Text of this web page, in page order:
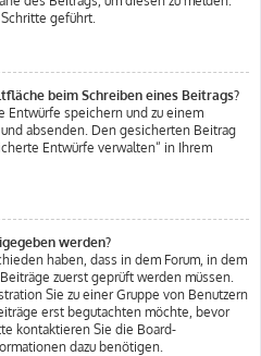
geführt.
beim Schreiben eines Beitrags?
speichern und zu einem
absenden. Den gesicherten Beitrag
Entwürfe verwalten“ in Ihrem
werden?
haben, dass in dem Forum, in dem
zuerst geprüft werden müssen.
Sie zu einer Gruppe von Benutzern
erst begutachten möchte, bevor
kontaktieren Sie die Board-
dazu benötigen.